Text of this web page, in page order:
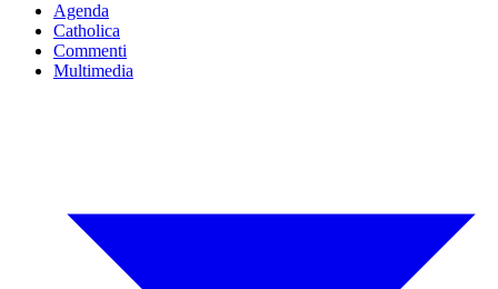
Agenda
Catholica
Commenti
Multimedia